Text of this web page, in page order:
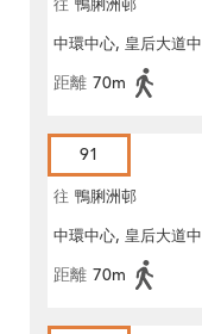
往 鴨脷洲邨
中環中心, 皇后大道中
距離 70m
91
往 鴨脷洲邨
中環中心, 皇后大道中
距離 70m